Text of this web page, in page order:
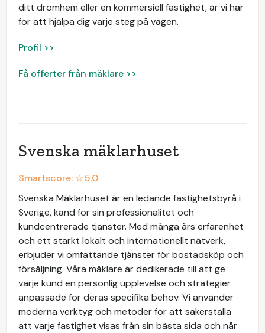
ditt drömhem eller en kommersiell fastighet, är vi här
för att hjälpa dig varje steg på vägen.
Profil >>
Få offerter från mäklare >>
Svenska mäklarhuset
Smartscore: ☆5.0
Svenska Mäklarhuset är en ledande fastighetsbyrå i
Sverige, känd för sin professionalitet och
kundcentrerade tjänster. Med många års erfarenhet
och ett starkt lokalt och internationellt nätverk,
erbjuder vi omfattande tjänster för bostadsköp och
försäljning. Våra mäklare är dedikerade till att ge
varje kund en personlig upplevelse och strategier
anpassade för deras specifika behov. Vi använder
moderna verktyg och metoder för att säkerställa
att varje fastighet visas från sin bästa sida och når